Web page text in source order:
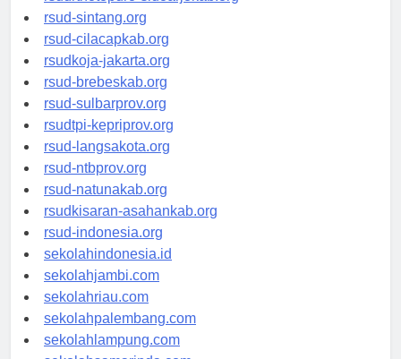
rsudrtnotopuro-sidoarjokab.org
rsud-sintang.org
rsud-cilacapkab.org
rsudkoja-jakarta.org
rsud-brebeskab.org
rsud-sulbarprov.org
rsudtpi-kepriprov.org
rsud-langsakota.org
rsud-ntbprov.org
rsud-natunakab.org
rsudkisaran-asahankab.org
rsud-indonesia.org
sekolahindonesia.id
sekolahjambi.com
sekolahriau.com
sekolahpalembang.com
sekolahlampung.com